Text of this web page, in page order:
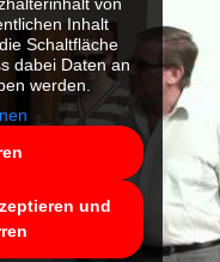
Inhalt
Schaltfläche
dabei Daten an
werden.
und